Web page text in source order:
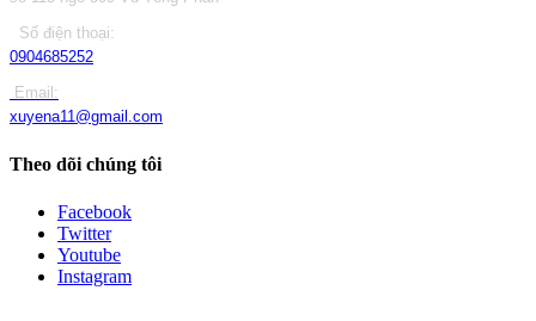
Số điện thoại:
0904685252
Email:
xuyena11@gmail.com
Theo dõi chúng tôi
Facebook
Twitter
Youtube
Instagram